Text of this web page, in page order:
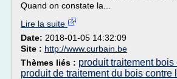
Quand on constate la...
Lire la suite
Date: 2018-01-05 14:32:09
Site : http://www.curbain.be
Thèmes liés : produit traitement
produit de traitement du bois contre